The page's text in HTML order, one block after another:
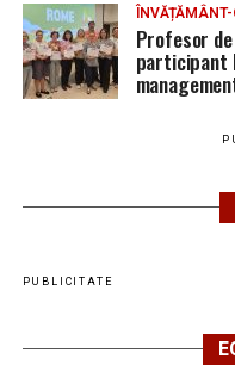
ÎNVĂȚĂMÂNT-
Profesor
participant
PUBLICITATE